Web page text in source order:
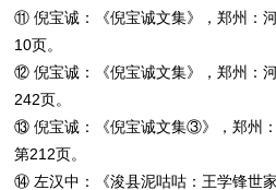
⑪ 倪宝诚：《倪宝诚文集》，郑州：
10页。
⑫ 倪宝诚：《倪宝诚文集》，郑州：
242页。
⑬ 倪宝诚：《倪宝诚文集③》，郑州
第212页。
⑭ 左汉中：《浚县泥咕咕：王学锋世